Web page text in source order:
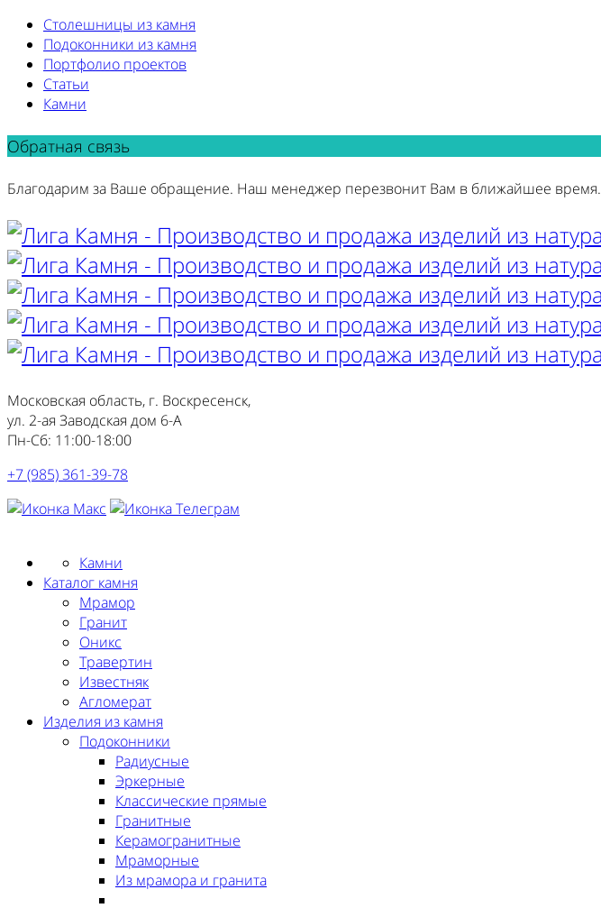
Столешницы из камня
Подоконники из камня
Портфолио проектов
Статьи
Камни
Обратная связь
Благодарим за Ваше обращение. Наш менеджер перезвонит Вам в ближайшее время.
Московская область, г. Воскресенск,
ул. 2-ая Заводская дом 6-А
Пн-Сб: 11:00-18:00
+7 (985) 361-39-78
Камни
Каталог камня
Мрамор
Гранит
Оникс
Травертин
Известняк
Агломерат
Изделия из камня
Подоконники
Радиусные
Эркерные
Классические прямые
Гранитные
Керамогранитные
Мраморные
Из мрамора и гранита